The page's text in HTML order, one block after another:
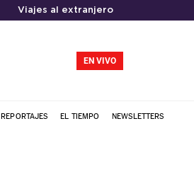
Viajes al extranjero
EN VIVO
REPORTAJES EL TIEMPO NEWSLETTERS